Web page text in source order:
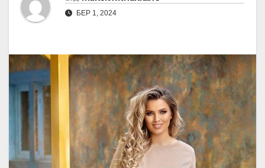
БЕР 1, 2024